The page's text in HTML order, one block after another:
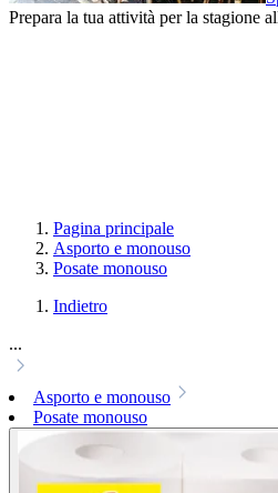
Prepara la tua attività per la stagione
Pagina principale
Asporto e monouso
Posate monouso
Indietro
...
Asporto e monouso
Posate monouso